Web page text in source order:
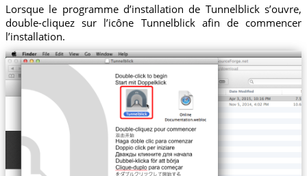
Lorsque le programme d’installation de Tunnelblick s’ouvre,
double-cliquez sur l’icône Tunnelblick afin de commencer
l’installation.